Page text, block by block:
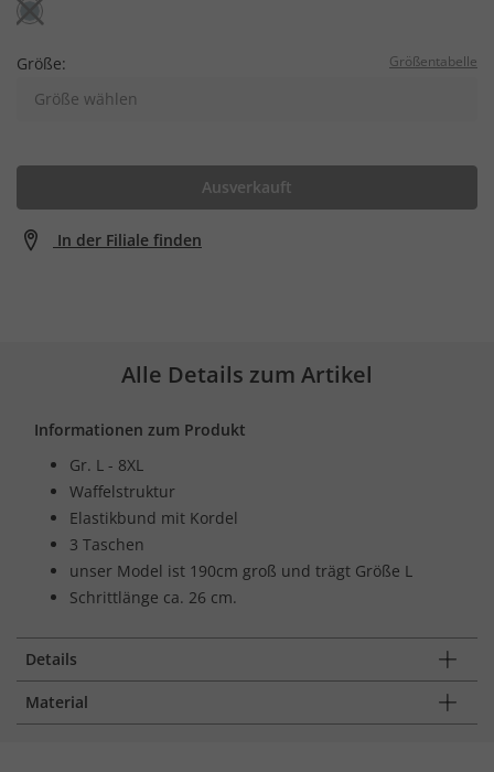
Größe: Größentabelle
Größe wählen
Ausverkauft
In der Filiale finden
Alle Details zum Artikel
Informationen zum Produkt
Gr. L - 8XL
Waffelstruktur
Elastikbund mit Kordel
3 Taschen
unser Model ist 190cm groß und trägt Größe L
Schrittlänge ca. 26 cm.
Details
Material